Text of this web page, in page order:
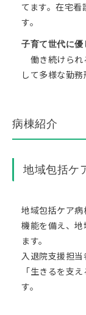
てます。在宅
す。
子育て世代に優
働き続けられ
して多様な勤務
病棟紹介
地域包括ケ
地域包括ケア
機能を備え、
ます。
入退院支援担
「生きるを支
す。